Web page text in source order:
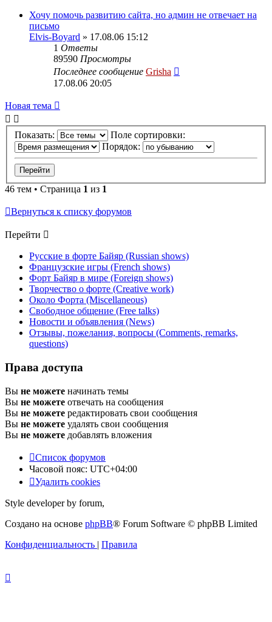
Хочу помочь развитию сайта, но админ не отвечает на
письмо
Elvis-Boyard » 17.08.06 15:12
1 Ответы
89590 Просмотры
Последнее сообщение Grisha
17.08.06 20:05
Новая тема
Показать:
Поле сортировки:
Порядок:
46 тем • Страница 1 из 1
Вернуться к списку форумов
Перейти
Русские в форте Байяр (Russian shows)
Французские игры (French shows)
Форт Байяр в мире (Foreign shows)
Творчество о форте (Creative work)
Около Форта (Miscellaneous)
Свободное общение (Free talks)
Новости и объявления (News)
Отзывы, пожелания, вопросы (Comments, remarks,
questions)
Права доступа
Вы не можете начинать темы
Вы не можете отвечать на сообщения
Вы не можете редактировать свои сообщения
Вы не можете удалять свои сообщения
Вы не можете добавлять вложения
Список форумов
Часовой пояс: UTC+04:00
Удалить cookies
Style developer by forum,
Создано на основе phpBB® Forum Software © phpBB Limited
Конфиденциальность | Правила